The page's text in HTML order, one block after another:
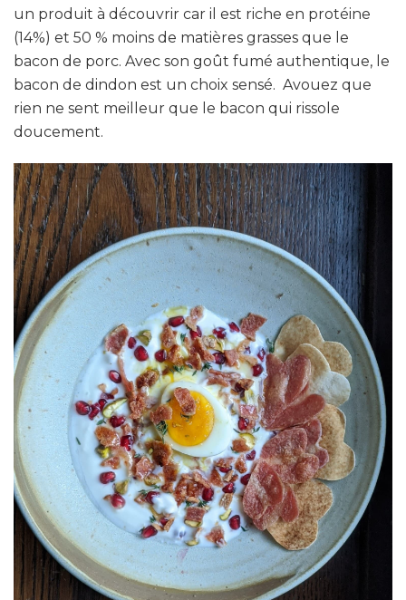
un produit à découvrir car il est riche en protéine
(14%) et 50 % moins de matières grasses que le
bacon de porc. Avec son goût fumé authentique, le
bacon de dindon est un choix sensé. Avouez que
rien ne sent meilleur que le bacon qui rissole
doucement.